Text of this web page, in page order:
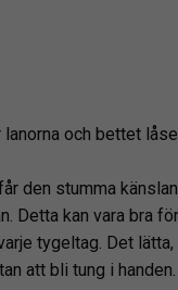
och bettet
den stumma
Detta kan vara bra
tygeltag. Det
att bli tung i